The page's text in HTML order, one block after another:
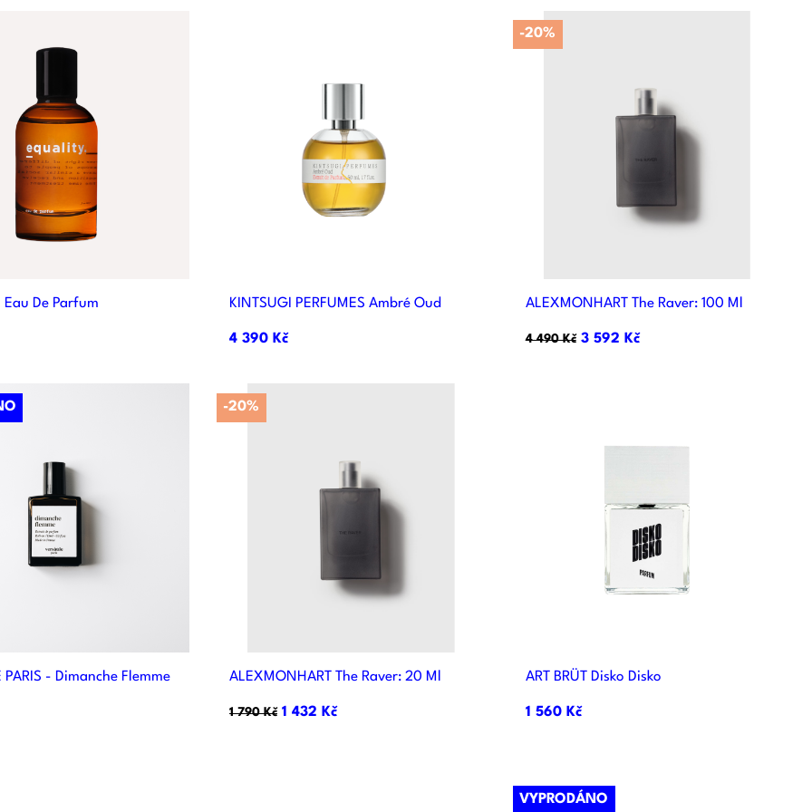
Rychlý náhled
Eau De Parfum Rychlý náhled
KINTSUGI PERFUMES Ambré Oud
4 390 Kč
Rychlý náhled
ALEXMONHART The Raver: 100 Ml
4 490 Kč 3 592 Kč
-20%
Rychlý náhled
PARIS - Dimanche Flemme Rychlý náhled
ALEXMONHART The Raver: 20 Ml
1 790 Kč 1 432 Kč
-20%
Rychlý náhled
ART BRÜT Disko Disko
1 560 Kč
VYPRODÁNO